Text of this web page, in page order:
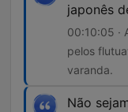
japonês
00:10:05 ·
pelos
varanda.
Não